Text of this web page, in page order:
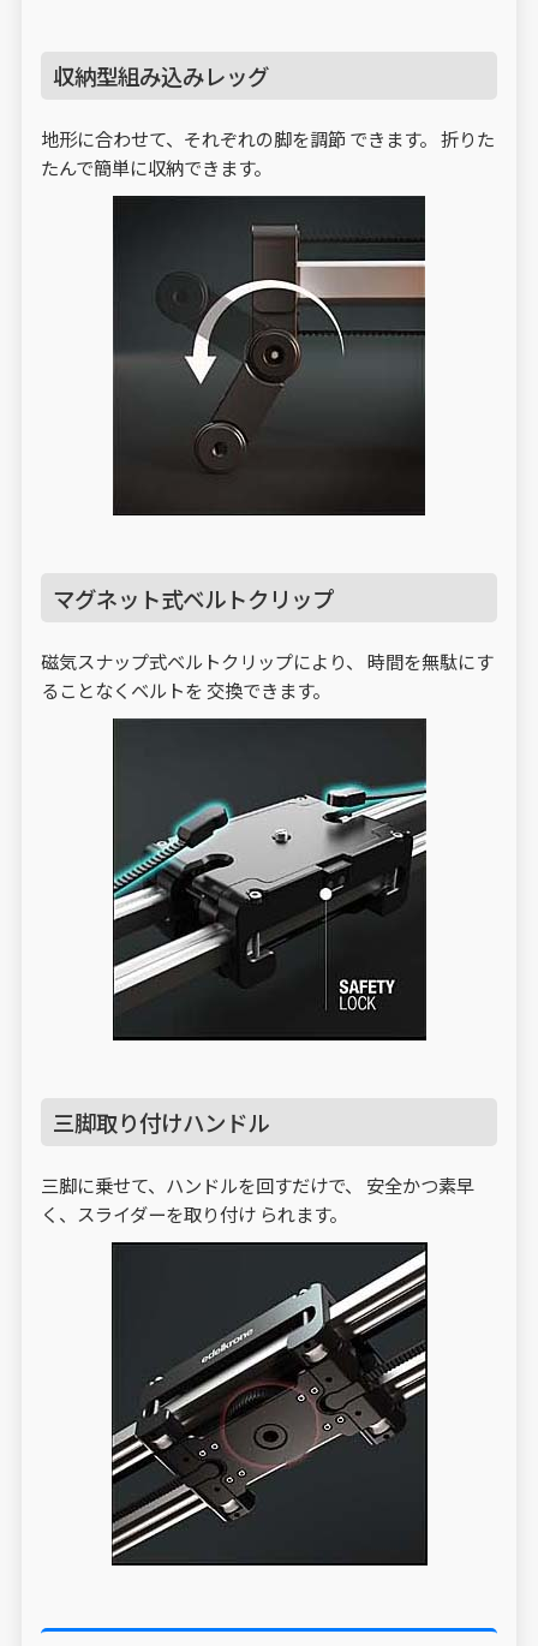
収納型組み込みレッグ
地形に合わせて、それぞれの脚を調節 できます。 折りた
たんで簡単に収納できます。
マグネット式ベルトクリップ
磁気スナップ式ベルトクリップにより、 時間を無駄にす
ることなくベルトを 交換できます。
三脚取り付けハンドル
三脚に乗せて、ハンドルを回すだけで、 安全かつ素早
く、スライダーを取り付け られます。